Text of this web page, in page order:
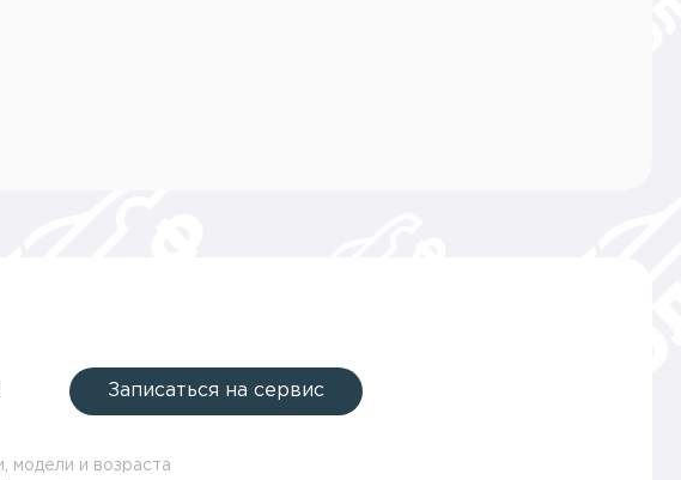
Записаться на сервис
модели и возраста